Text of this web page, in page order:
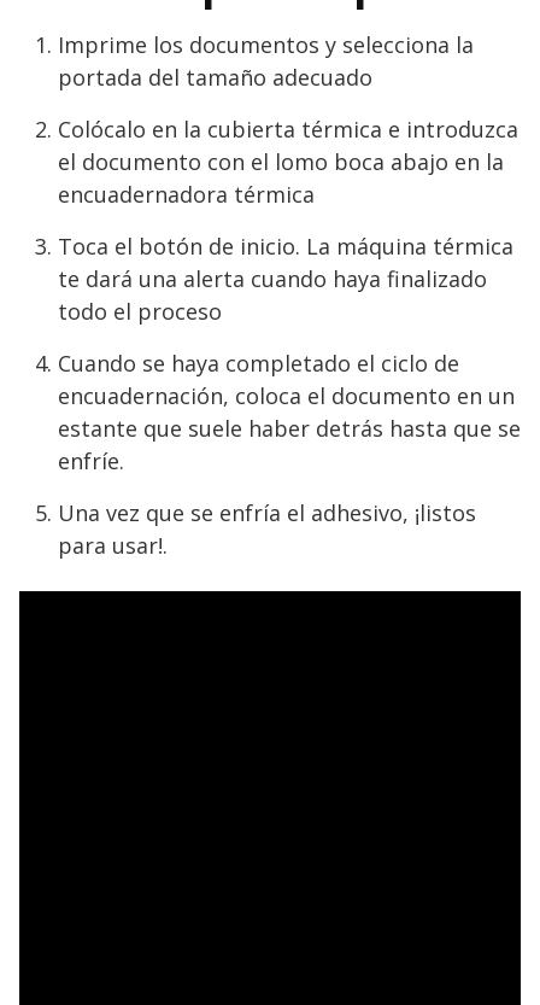
Imprime los documentos y selecciona la
portada del tamaño adecuado
Colócalo en la cubierta térmica e introduzca
el documento con el lomo boca abajo en la
encuadernadora térmica
Toca el botón de inicio. La máquina térmica
te dará una alerta cuando haya finalizado
todo el proceso
Cuando se haya completado el ciclo de
encuadernación, coloca el documento en un
estante que suele haber detrás hasta que se
enfríe.
Una vez que se enfría el adhesivo, ¡listos
para usar!.